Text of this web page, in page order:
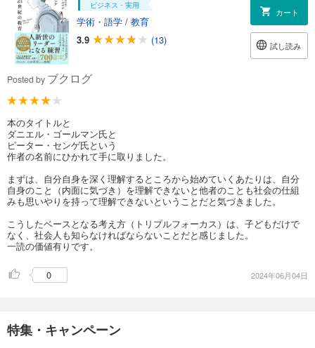
ビジネス・実用
学術・語学 / 教育
3.9
(13)
カート
試し読み
Posted by ブクログ
本のタイトルと
ダニエル・ゴールマン氏と
ピーター・センゲ氏という
作者の名前にひかれて手に取りました。
まずは、自分自身を深く理解するところから始めていくあたりは、自分
自身のこと（内面に気づき）を理解できないと他者のことも社会の仕組
みも思いやりを持って理解できないということだと気づきました。
こうしたベースとなる考え方（トリプルフォーカス）は、子どもだけで
なく、社会人も知らなければならないことだと感じました。
一読の価値有りです。
0 2024年06月04日
特集・キャンペーン